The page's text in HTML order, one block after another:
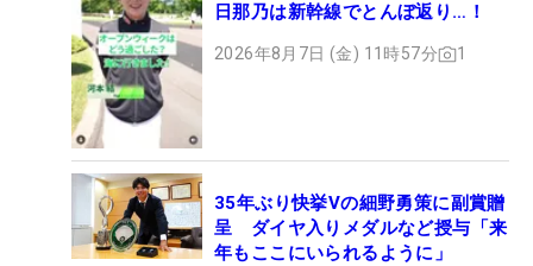
日那乃は新幹線でとんぼ返り…！
2026年8月7日 (金) 11時57分 1
35年ぶり快挙Vの細野勇策に副賞贈
呈 ダイヤ入りメダルなど授与「来
年もここにいられるように」